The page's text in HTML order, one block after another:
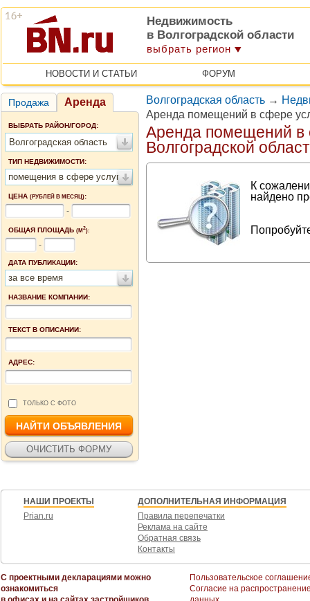
Недвижимость
в Волгоградской области
выбрать регион
НОВОСТИ И СТАТЬИ ФОРУМ
Продажа Аренда
ВЫБРАТЬ РАЙОН/ГОРОД:
Волгоградская область
ТИП НЕДВИЖИМОСТИ:
помещения в сфере услуг
ЦЕНА (РУБЛЕЙ В МЕСЯЦ):
-
ОБЩАЯ ПЛОЩАДЬ (М2):
-
ДАТА ПУБЛИКАЦИИ:
за все время
НАЗВАНИЕ КОМПАНИИ:
ТЕКСТ В ОПИСАНИИ:
АДРЕС:
ТОЛЬКО С ФОТО
Волгоградская область →
Аренда помещений в сфере
Аренда помещений в
Волгоградской
К
найдено
НАШИ ПРОЕКТЫ
Prian.ru
ДОПОЛНИТЕЛЬНАЯ ИНФОРМАЦИЯ
Правила перепечатки
Реклама на сайте
Обратная связь
Контакты
С проектными декларациями можно
ознакомиться
Пользовательское
Согласие на